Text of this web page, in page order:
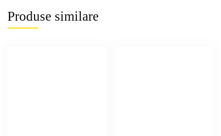
Produse similare